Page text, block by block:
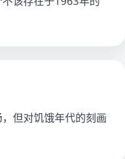
但对饥饿年代的刻画